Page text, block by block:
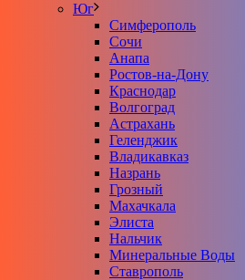
Юг
Симферополь
Сочи
Анапа
Ростов-на-Дону
Краснодар
Волгоград
Астрахань
Геленджик
Владикавказ
Назрань
Грозный
Махачкала
Элиста
Нальчик
Минеральные Воды
Ставрополь